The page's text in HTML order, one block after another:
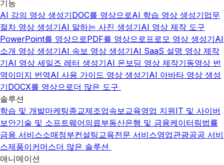
기능
AI 강의 영상 생성기DOC를 영상으로AI 학습 영상 생성기업무
절차 영상 생성기AI 말하는 사진 생성기AI 영상 제작 도구
PowerPoint를 영상으로PDF를 영상으로프로모 영상 생성기AI
소개 영상 생성기AI 속보 영상 생성기AI SaaS 설명 영상 제작
기AI 영상 세일즈 레터 생성기AI 온보딩 영상 제작기동영상 번
역이미지 번역AI 사용 가이드 영상 생성기AI 아바타 영상 생성
기DOCX를 영상으로더 많은 도구
솔루션
학습 및 개발마케팅종교제조업속보교육영업 지원IT 및 사이버
보안기술 및 소프트웨어의료부동산은행 및 금융케이터링법률
금융 서비스소매정부컨설팅교육전문 서비스영업관광공공 서비
스제품이커머스더 많은 솔루션
애니메이션